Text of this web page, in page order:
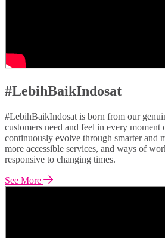
#LebihBaikIndosat
#LebihBaikIndosat is born from our
customers need and feel in every
continuously evolve through smarter and
more accessible services, and ways of
responsive to changing times.
See More